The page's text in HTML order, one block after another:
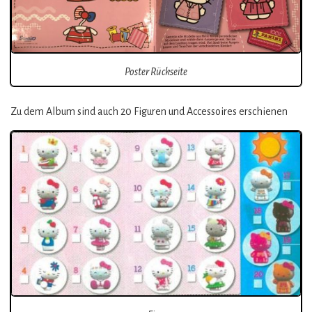
Poster Rückseite
Zu dem Album sind auch 20 Figuren und Accessoires erschienen